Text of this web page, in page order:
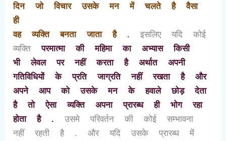
दिन जो विचार उसके मन में चलते है वैसा
ही
वह व्यक्ति बनता जाता है . इसलिए यदि कोई
व्यक्तिपरमात्मा की महिमा का अभ्यास किसी
भी लेवल पर नहीं करता है अर्थात अपनी
गतिविधियों के प्रति जाग्रति नहीं रखता है और
अपने आप को उसके मन के हवाले छोड़ देता
है तो ऐसा व्यक्ति अपना प्रारब्ध ही भोग रहा
होता है . उसमे परिवर्तन की कोई सम्भावना
नहीं रहती है . और यदि उसके प्रारब्ध में